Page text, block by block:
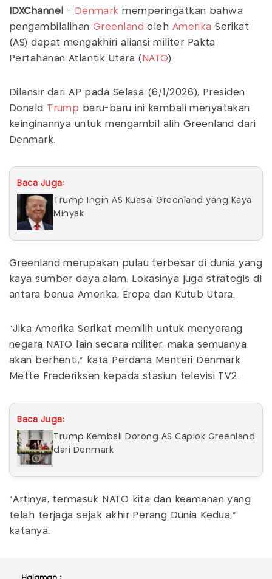
IDXChannel - Denmark memperingatkan bahwa
pengambilalihanGreenland oleh Amerika Serikat
(AS) dapat mengakhiri aliansi militer Pakta
Pertahanan Atlantik Utara ( NATO).
Dilansir dari AP pada Selasa (6/1/2026), Presiden
Donald Trump baru-baru ini kembali menyatakan
keinginannya untuk mengambil alih Greenland dari
Denmark.
Baca Juga:
Trump Ingin AS Kuasai Greenland yang Kaya
Minyak
Greenland merupakan pulau terbesar di dunia yang
kaya sumber daya alam. Lokasinya juga strategis di
antara benua Amerika, Eropa dan Kutub Utara.
"Jika Amerika Serikat memilih untuk menyerang
negara NATO lain secara militer, maka semuanya
akan berhenti,” kata Perdana Menteri Denmark
Mette Frederiksen kepada stasiun televisi TV2.
Baca Juga:
Trump Kembali Dorong AS Caplok Greenland
dari Denmark
“Artinya, termasuk NATO kita dan keamanan yang
telah terjaga sejak akhir Perang Dunia Kedua,"
katanya.